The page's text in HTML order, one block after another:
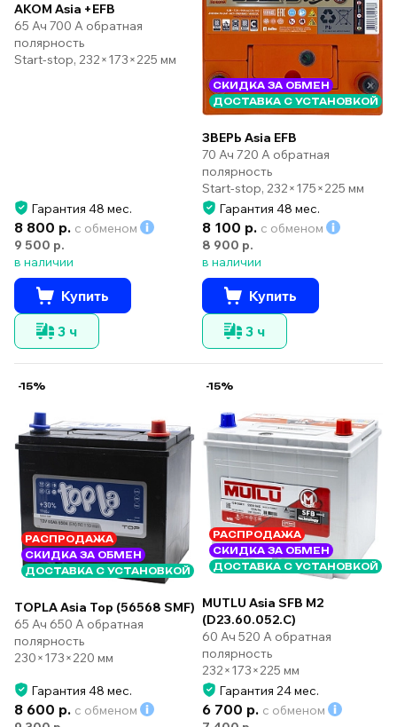
AKOM Asia +EFB
65 Ач 700 А обратная
полярность
Start-stop, 232×173×225 мм
Гарантия 48 мес.
8 800 р. с обменом
9 500 р.
в наличии
Купить
3 ч
СКИДКА ЗА ОБМЕН
ДОСТАВКА С УСТАНОВКОЙ
ЗВЕРЬ Asia EFB
70 Ач 720 А обратная
полярность
Start-stop, 232×175×225 мм
Гарантия 48 мес.
8 100 р. с обменом
8 900 р.
в наличии
Купить
3 ч
-15%
РАСПРОДАЖА
СКИДКА ЗА ОБМЕН
ДОСТАВКА С УСТАНОВКОЙ
TOPLA Asia Top (56568 SMF)
65 Ач 650 А обратная
полярность
230×173×220 мм
Гарантия 48 мес.
8 600 р. с обменом
-15%
РАСПРОДАЖА
СКИДКА ЗА ОБМЕН
ДОСТАВКА С УСТАНОВКОЙ
MUTLU Asia SFB M2
(D23.60.052.C)
60 Ач 520 А обратная
полярность
232×173×225 мм
Гарантия 24 мес.
6 700 р. с обменом